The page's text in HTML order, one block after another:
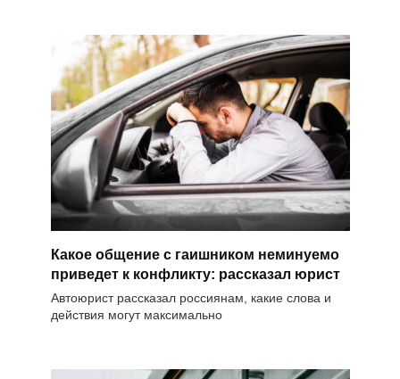
Какое общение с гаишником неминуемо
приведет к конфликту: рассказал юрист
Автоюрист рассказал россиянам, какие слова и
действия могут максимально